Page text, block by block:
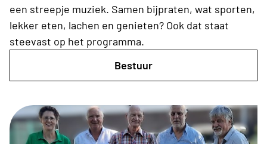
een streepje muziek. Samen bijpraten, wat sporten,
lekker eten, lachen en genieten? Ook dat staat
steevast op het programma.
Bestuur